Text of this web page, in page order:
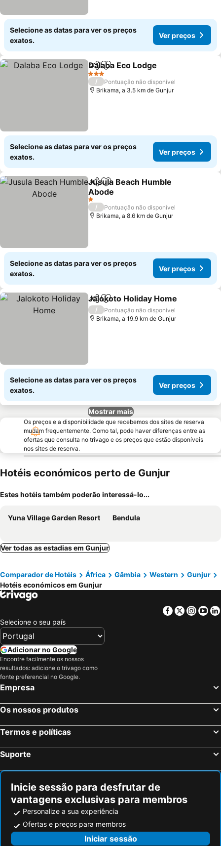
Selecione as datas para ver os preços
exatos.
Ver preços
PartilharAdicionar aos favoritos
Dalaba Eco Lodge
3 Estrelas
/
Pontuação não disponível
Brikama, a 3.5 km de Gunjur
Selecione as datas para ver os preços
exatos.
Ver preços
PartilharAdicionar aos favoritos
Jusula Beach Humble
Abode
Ver preços
1 Estrelas
/
Pontuação não disponível
Brikama, a 8.6 km de Gunjur
Selecione as datas para ver os preços
exatos.
Ver preços
PartilharAdicionar aos favoritos
Jalokoto Holiday Home
/
Pontuação não disponível
Brikama, a 19.9 km de Gunjur
Selecione as datas para ver os preços
exatos.
Ver preços
Mostrar mais
Os preços e a disponibilidade que recebemos dos sites de reserva
mudam frequentemente. Como tal, pode haver diferenças entre as
ofertas que consulta no trivago e os preços que estão disponíveis
nos sites de reserva.
Hotéis económicos perto de Gunjur
Estes hotéis também poderão interessá-lo...
Yuna Village Garden Resort Bendula
Ver todas as estadias em Gunjur
Comparador de Hotéis África Gâmbia Western
Gunjur
Hotéis económicos em Gunjur
Facebook
Twitter
Selecione o seu país
Adicionar no Google
Encontre facilmente os nossos
resultados: adicione o trivago como
fonte preferencial no Google.
Empresa
Os nossos produtos
Termos e políticas
Suporte
Inicie sessão para desfrutar de
vantagens exclusivas para membros
Personalize a sua experiência
Ofertas e preços para membros
Iniciar sessão